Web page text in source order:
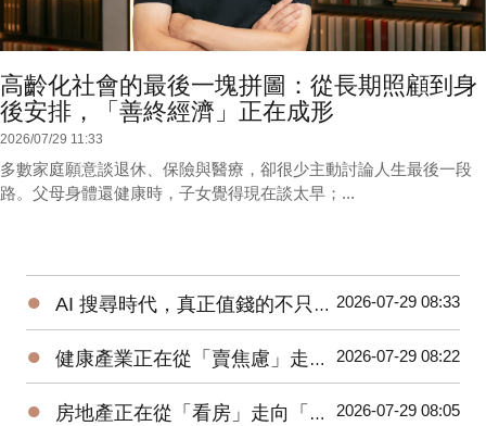
高齡化社會的最後一塊拼圖：從長期照顧到身
後安排，「善終經濟」正在成形
2026/07/29 11:33
多數家庭願意談退休、保險與醫療，卻很少主動討論人生最後一段
路。父母身體還健康時，子女覺得現在談太早；...
● AI 搜尋時代，真正值錢的不只是內容，而是「工具」：為什麼工具網站正在成為新的流量入口？ 2026-07-29 08:33
● 健康產業正在從「賣焦慮」走向「幫助決策」：從健保費到益生菌，消費者真正缺的是什麼？ 2026-07-29 08:22
● 房地產正在從「看房」走向「查證」：地址資料與建案資訊，為什麼會成為新的決策基礎？ 2026-07-29 08:05